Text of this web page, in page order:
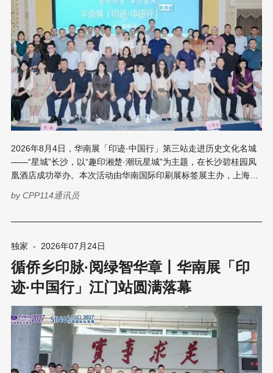
达到
2026年8月4日，华南展「印迹·中国行」第三站走进历史文化名城
——“星城”长沙，以“趣印湘楚·潮玩星城”为主题，在长沙碧桂园凤
凰酒店成功举办。本次活动由华南国际印刷展标签展主办，上海印
会、长沙市印刷行业协会、广州市出版印刷行业协会联合指导。 本
计、Z世代消费趋势、数字印刷技术、AI视觉检测、新媒体获客等
始，中贸展－华南印刷展标签展负责人周健灵在致辞中阐述了“印迹
·中国行”的四大内涵——以“印”为核心锚定印包产业发展，以“中国”
为版图擘画全国产业蓝图，以“行”为路径打通产业互通链路，以“迹”
为价值镌刻行业发展足迹。她表示，长沙站是“印迹·
byCPP114通讯员
独家 - 2026年07月24日
循侨乡印脉·阅绿智华章丨华南展「印
迹·中国行」江门站圆满落幕